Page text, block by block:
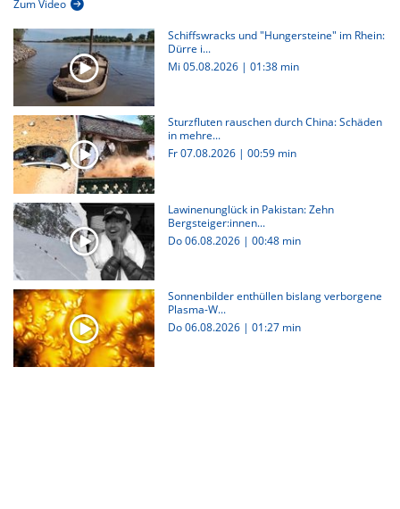
Zum Video
Schiffswracks und "Hungersteine" im Rhein:
Dürre i...
Mi 05.08.2026 | 01:38 min
Sturzfluten rauschen durch China: Schäden
in mehre...
Fr 07.08.2026 | 00:59 min
Lawinenunglück in Pakistan: Zehn
Bergsteiger:innen...
Do 06.08.2026 | 00:48 min
Sonnenbilder enthüllen bislang verborgene
Plasma-W...
Do 06.08.2026 | 01:27 min